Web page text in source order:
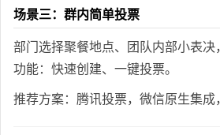
场景三：群内简单投票
部门选择聚餐地点、团队内部小表决
功能：快速创建、一键投票。
推荐方案：腾讯投票，微信原生集成